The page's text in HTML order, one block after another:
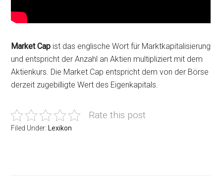
Market Cap ist das englische Wort für Marktkapitalisierung
und entspricht der Anzahl an Aktien multipliziert mit dem
Aktienkurs. Die Market Cap entspricht dem von der Börse
derzeit zugebilligte Wert des Eigenkapitals.
Rate this post
Filed Under: Lexikon